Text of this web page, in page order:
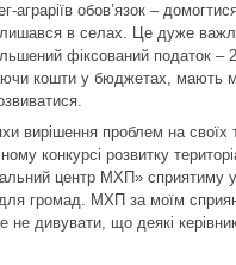
аграріїв обов’язок –
в селах. Це дуже
фіксований податок –
кошти у бюджетах, мають
вирішення проблем на своїх
конкурсі розвитку
центр МХП» сприятиму у
громад. МХП за моїм
дивувати, що деякі